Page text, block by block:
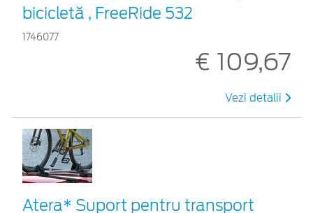
bicicletă , FreeRide 532
1746077
€ 109,67
Vezi detalii
Atera* Suport pentru transport